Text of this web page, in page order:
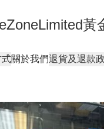
黃
式關於我們退貨及退款